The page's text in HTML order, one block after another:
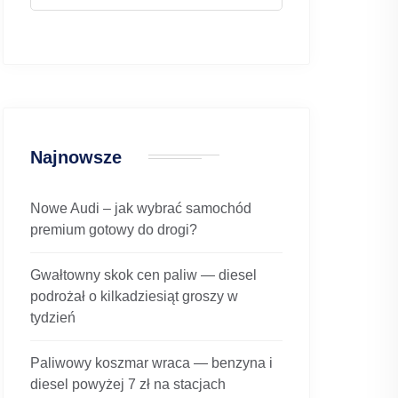
Najnowsze
Nowe Audi – jak wybrać samochód
premium gotowy do drogi?
Gwałtowny skok cen paliw — diesel
podrożał o kilkadziesiąt groszy w
tydzień
Paliwowy koszmar wraca — benzyna i
diesel powyżej 7 zł na stacjach